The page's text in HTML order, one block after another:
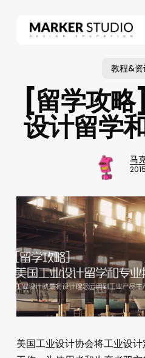
教程&资
[留学攻
设计留学
马
美国工业设计协会将工业设